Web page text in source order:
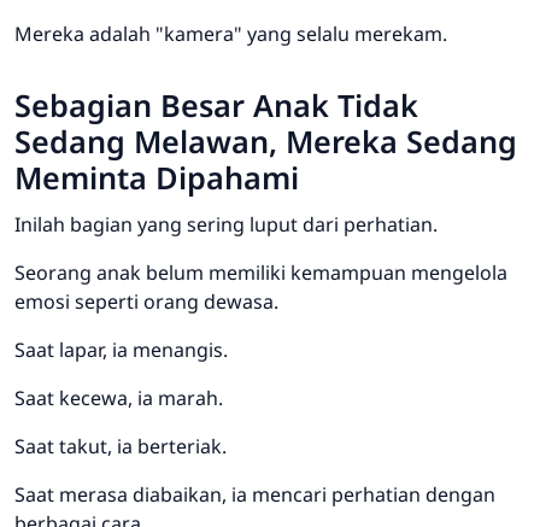
Mereka adalah "kamera" yang selalu merekam.
Sebagian Besar Anak Tidak
Sedang Melawan, Mereka Sedang
Meminta Dipahami
Inilah bagian yang sering luput dari perhatian.
Seorang anak belum memiliki kemampuan mengelola
emosi seperti orang dewasa.
Saat lapar, ia menangis.
Saat kecewa, ia marah.
Saat takut, ia berteriak.
Saat merasa diabaikan, ia mencari perhatian dengan